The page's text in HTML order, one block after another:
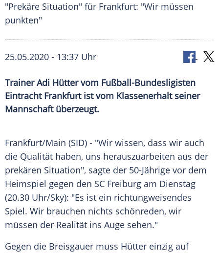
"Prekäre Situation" für Frankfurt: "Wir müssen
punkten"
25.05.2020 - 13:37 Uhr
Trainer Adi Hütter vom Fußball-Bundesligisten
Eintracht Frankfurt ist vom Klassenerhalt seiner
Mannschaft überzeugt.
Frankfurt/Main (SID) - "Wir wissen, dass wir auch
die Qualität haben, uns herauszuarbeiten aus der
prekären Situation", sagte der 50-Jährige vor dem
Heimspiel gegen den SC Freiburg am Dienstag
(20.30 Uhr/Sky): "Es ist ein richtungweisendes
Spiel. Wir brauchen nichts schönreden, wir
müssen der Realität ins Auge sehen."
Gegen die Breisgauer muss Hütter einzig auf